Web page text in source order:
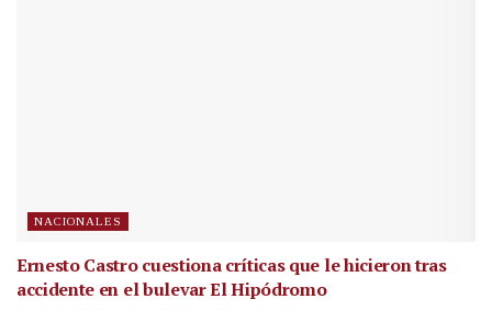
NACIONALES
Ernesto Castro cuestiona críticas que le hicieron tras
accidente en el bulevar El Hipódromo